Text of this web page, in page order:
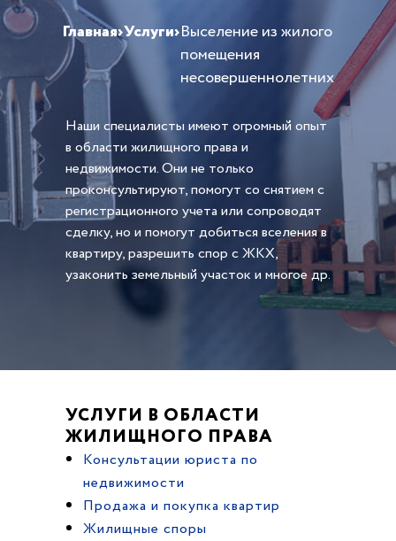
Главная›Услуги›Выселение из жилого
помещения
несовершеннолетних
Наши специалисты имеют огромный опыт
в области жилищного права и
недвижимости. Они не только
проконсультируют, помогут со снятием с
регистрационного учета или сопроводят
сделку, но и помогут добиться вселения в
квартиру, разрешить спор с ЖКХ,
узаконить земельный участок и многое др.
УСЛУГИ В ОБЛАСТИ
ЖИЛИЩНОГО ПРАВА
Консультации юриста по
недвижимости
Продажа и покупка квартир
Жилищные споры